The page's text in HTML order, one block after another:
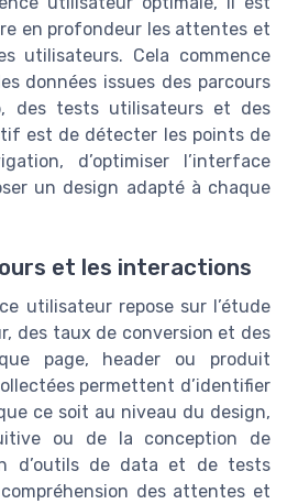
en profondeur les attentes et
utilisateurs. Cela commence
données issues des parcours
des tests utilisateurs et des
est de détecter les points de
d’optimiser l’interface
un design adapté à chaque
et les interactions
utilisateur repose sur l’étude
des taux de conversion et des
page, header ou produit
permettent d’identifier
ce soit au niveau du design,
ou de la conception de
d’outils de data et de tests
des attentes et